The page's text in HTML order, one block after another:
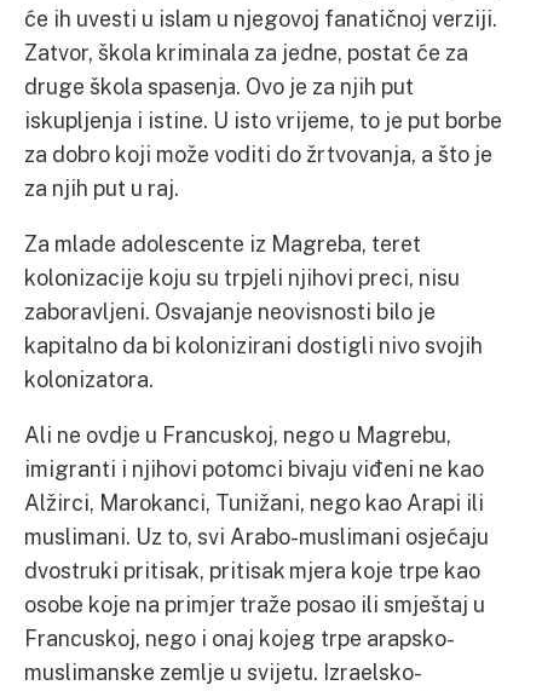
će ih uvesti u islam u njegovoj fanatičnoj verziji.
Zatvor, škola kriminala za jedne, postat će za
druge škola spasenja. Ovo je za njih put
iskupljenja i istine. U isto vrijeme, to je put borbe
za dobro koji može voditi do žrtvovanja, a što je
za njih put u raj.
Za mlade adolescente iz Magreba, teret
kolonizacije koju su trpjeli njihovi preci, nisu
zaboravljeni. Osvajanje neovisnosti bilo je
kapitalno da bi kolonizirani dostigli nivo svojih
kolonizatora.
Ali ne ovdje u Francuskoj, nego u Magrebu,
imigranti i njihovi potomci bivaju viđeni ne kao
Alžirci, Marokanci, Tunižani, nego kao Arapi ili
muslimani. Uz to, svi Arabo-muslimani osjećaju
dvostruki pritisak, pritisak mjera koje trpe kao
osobe koje na primjer traže posao ili smještaj u
Francuskoj, nego i onaj kojeg trpe arapsko-
muslimanske zemlje u svijetu. Izraelsko-